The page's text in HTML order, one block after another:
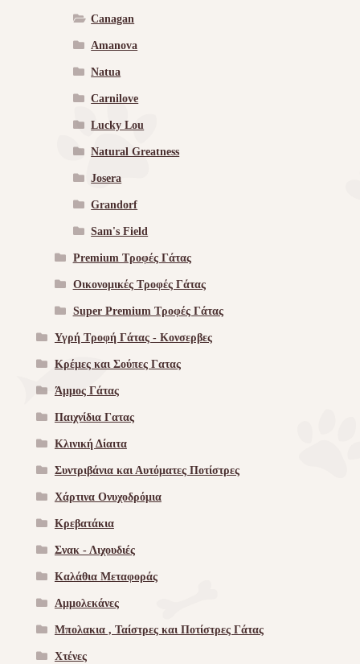
Canagan
Amanova
Natua
Carnilove
Lucky Lou
Natural Greatness
Josera
Grandorf
Sam's Field
Premium Τροφές Γάτας
Οικονομικές Τροφές Γάτας
Super Premium Τροφές Γάτας
Υγρή Τροφή Γάτας - Kονσερβες
Κρέμες και Σούπες Γατας
Άμμος Γάτας
Παιχνίδια Γατας
Κλινική Δίαιτα
Συντριβάνια και Αυτόματες Ποτίστρες
Χάρτινα Ονυχοδρόμια
Κρεβατάκια
Σνακ - Λιχουδιές
Καλάθια Μεταφοράς
Αμμολεκάνες
Μπολακια , Ταίστρες και Ποτίστρες Γάτας
Χτένες